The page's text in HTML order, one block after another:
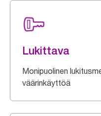
Lukittava
Monipuolinen
väärinkäyttöä